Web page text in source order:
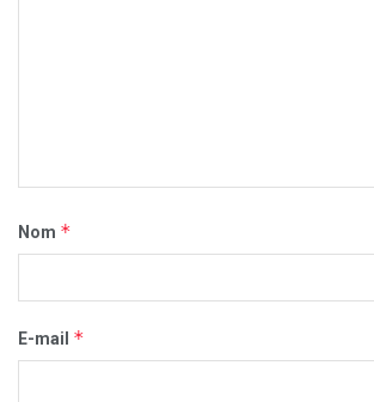
Nom *
E-mail *